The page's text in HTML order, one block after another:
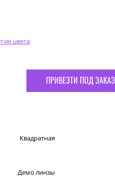
цвета
ПРИВЕЗТИ ПОД ЗАКАЗ
Квадратная
Демо линзы